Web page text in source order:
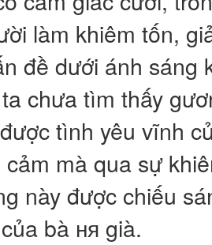
làm khiêm tốn,
đề dưới ánh sáng
chưa tìm thấy
tình yêu vĩnh
mà qua sự
này được chiếu
bà ня già.